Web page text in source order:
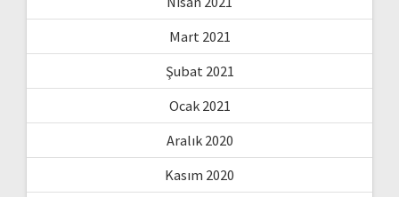
Mart 2021
Şubat 2021
Ocak 2021
Aralık 2020
Kasım 2020